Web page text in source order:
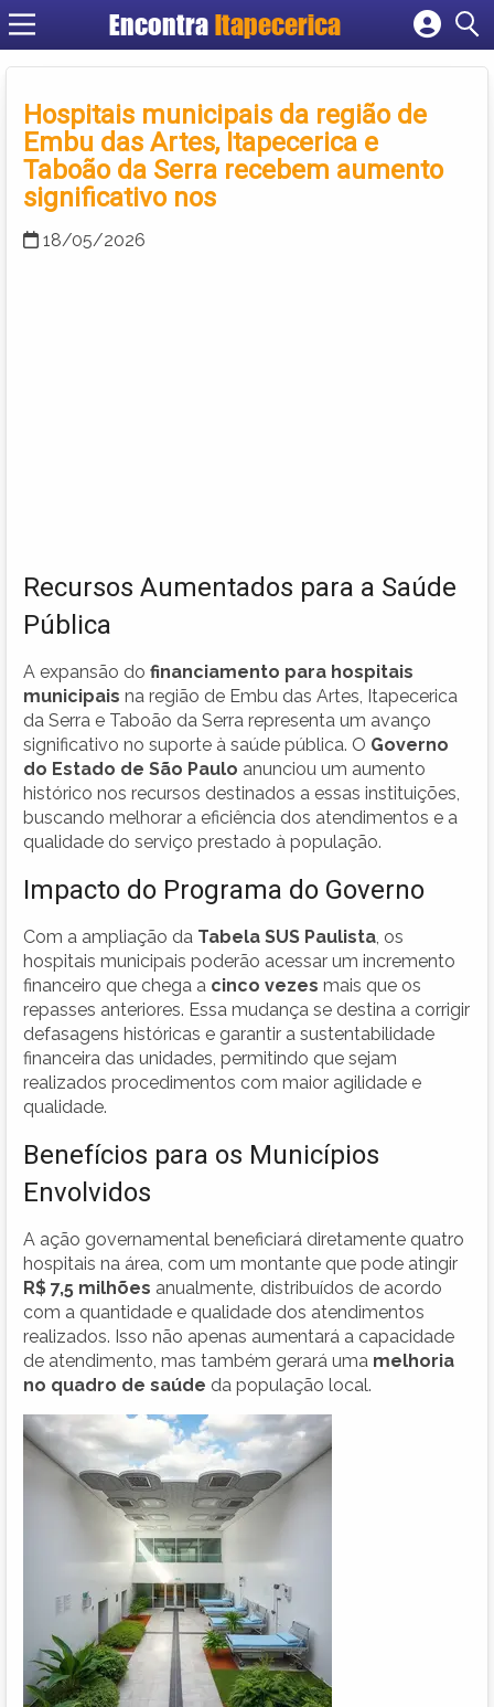
Encontra Itapecerica
Cadastrar empresa
Criar conta
Hospitais municipais da região de
Embu das Artes, Itapecerica e
Taboão da Serra recebem aumento
significativo nos
18/05/2026
Recursos Aumentados para a Saúde
Pública
A expansão do financiamento para hospitais
municipais na região de Embu das Artes, Itapecerica
da Serra e Taboão da Serra representa um avanço
significativo no suporte à saúde pública. O Governo
do Estado de São Paulo anunciou um aumento
histórico nos recursos destinados a essas instituições,
buscando melhorar a eficiência dos atendimentos e a
qualidade do serviço prestado à população.
Impacto do Programa do Governo
Com a ampliação da Tabela SUS Paulista , os
hospitais municipais poderão acessar um incremento
financeiro que chega a cinco vezes mais que os
repasses anteriores. Essa mudança se destina a corrigir
defasagens históricas e garantir a sustentabilidade
financeira das unidades, permitindo que sejam
realizados procedimentos com maior agilidade e
qualidade.
Benefícios para os Municípios
Envolvidos
A ação governamental beneficiará diretamente quatro
hospitais na área, com um montante que pode atingir
R$ 7,5 milhões anualmente, distribuídos de acordo
com a quantidade e qualidade dos atendimentos
realizados. Isso não apenas aumentará a capacidade
de atendimento, mas também gerará uma melhoria
no quadro de saúde da população local.